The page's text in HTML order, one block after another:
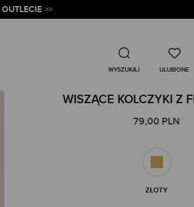
OUTLECIE >>
WISZĄCE KOLCZYKI Z
79,00 PLN
ZŁOTY